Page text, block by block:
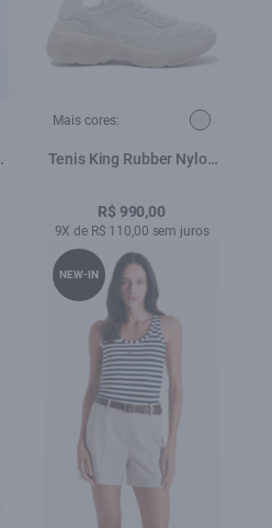
Mais cores:
Tenis King Rubber Nylon
R$ 990,00
9X de R$ 110,00 sem juros
NEW-IN